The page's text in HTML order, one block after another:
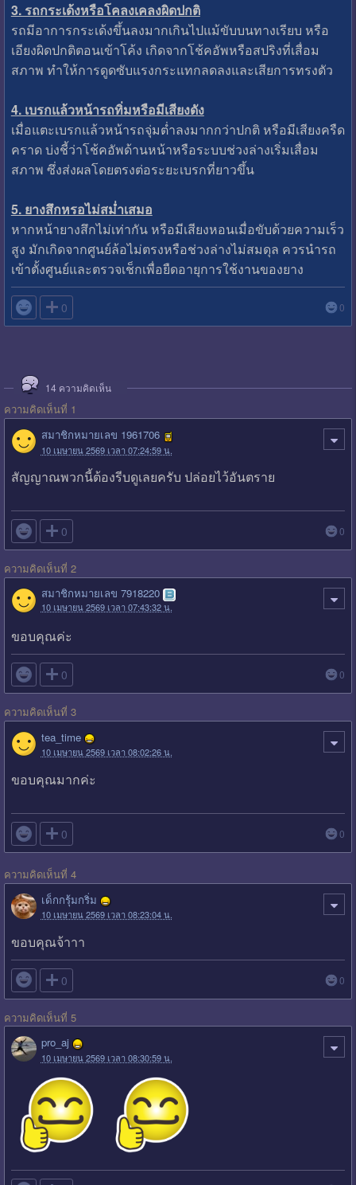
3. รถกระเด้งหรือโคลงเคลงผิดปกติ
รถมีอาการกระเด้งขึ้นลงมากเกินไปแม้ขับบนทางเรียบ หรือ
เอียงผิดปกติตอนเข้าโค้ง เกิดจากโช้คอัพหรือสปริงที่เสื่อม
สภาพ ทำให้การดูดซับแรงกระแทกลดลงและเสียการทรงตัว
4. เบรกแล้วหน้ารถทิ่มหรือมีเสียงดัง
เมื่อแตะเบรกแล้วหน้ารถจุ่มต่ำลงมากกว่าปกติ หรือมีเสียงครืด
คราด บ่งชี้ว่าโช้คอัพด้านหน้าหรือระบบช่วงล่างเริ่มเสื่อม
สภาพ ซึ่งส่งผลโดยตรงต่อระยะเบรกที่ยาวขึ้น
5. ยางสึกหรอไม่สม่ำเสมอ
หากหน้ายางสึกไม่เท่ากัน หรือมีเสียงหอนเมื่อขับด้วยความเร็ว
สูง มักเกิดจากศูนย์ล้อไม่ตรงหรือช่วงล่างไม่สมดุล ควรนำรถ
เข้าตั้งศูนย์และตรวจเช็กเพื่อยืดอายุการใช้งานของยาง
 0 0
14 ความคิดเห็น
ความคิดเห็นที่ 1
สมาชิกหมายเลข 1961706
10 เมษายน 2569 เวลา 07:24:59 น.
สัญญาณพวกนี้ต้องรีบดูเลยครับ ปล่อยไว้อันตราย
 0 0
ความคิดเห็นที่ 2
สมาชิกหมายเลข 7918220
10 เมษายน 2569 เวลา 07:43:32 น.
ขอบคุณค่ะ
 0 0
ความคิดเห็นที่ 3
tea_time
10 เมษายน 2569 เวลา 08:02:26 น.
ขอบคุณมากค่ะ
 0 0
ความคิดเห็นที่ 4
เด็กกรุ้มกริ่ม
10 เมษายน 2569 เวลา 08:23:04 น.
ขอบคุณจ้าาา
 0 0
ความคิดเห็นที่ 5
pro_aj
10 เมษายน 2569 เวลา 08:30:59 น.